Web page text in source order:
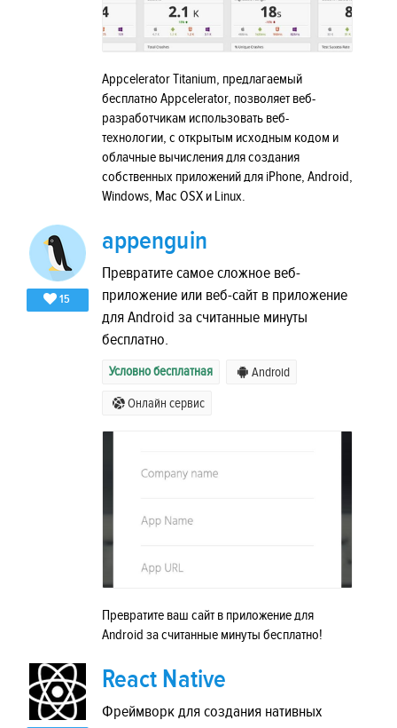
Appcelerator Titanium, предлагаемый
бесплатно Appcelerator, позволяет веб-
разработчикам использовать веб-
технологии, с открытым исходным кодом и
облачные вычисления для создания
собственных приложений для iPhone, Android,
Windows, Mac OSX и Linux.
15
appenguin
Превратите самое сложное веб-
приложение или веб-сайт в приложение
для Android за считанные минуты
бесплатно.
Условно бесплатная Android
Онлайн сервис
Превратите ваш сайт в приложение для
Android за считанные минуты бесплатно!
React Native
Фреймворк для создания нативных